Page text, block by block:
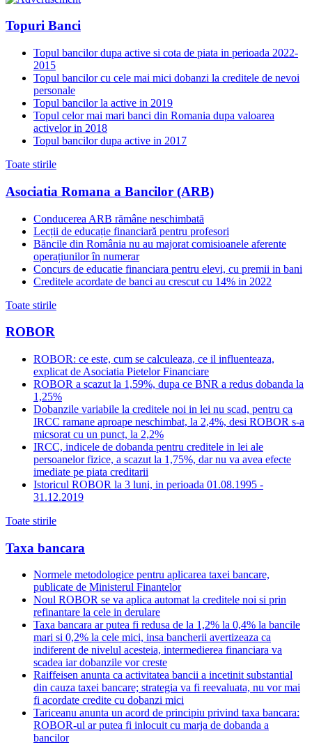
Topuri Banci
Topul bancilor dupa active si cota de piata in perioada 2022-
2015
Topul bancilor cu cele mai mici dobanzi la creditele de nevoi
personale
Topul bancilor la active in 2019
Topul celor mai mari banci din Romania dupa valoarea
activelor in 2018
Topul bancilor dupa active in 2017
Toate stirile
Asociatia Romana a Bancilor (ARB)
Conducerea ARB rămâne neschimbată
Lecții de educație financiară pentru profesori
Băncile din România nu au majorat comisioanele aferente
operațiunilor în numerar
Concurs de educatie financiara pentru elevi, cu premii in bani
Creditele acordate de banci au crescut cu 14% in 2022
Toate stirile
ROBOR
ROBOR: ce este, cum se calculeaza, ce il influenteaza,
explicat de Asociatia Pietelor Financiare
ROBOR a scazut la 1,59%, dupa ce BNR a redus dobanda la
1,25%
Dobanzile variabile la creditele noi in lei nu scad, pentru ca
IRCC ramane aproape neschimbat, la 2,4%, desi ROBOR s-a
micsorat cu un punct, la 2,2%
IRCC, indicele de dobanda pentru creditele in lei ale
persoanelor fizice, a scazut la 1,75%, dar nu va avea efecte
imediate pe piata creditarii
Istoricul ROBOR la 3 luni, in perioada 01.08.1995 -
31.12.2019
Toate stirile
Taxa bancara
Normele metodologice pentru aplicarea taxei bancare,
publicate de Ministerul Finantelor
Noul ROBOR se va aplica automat la creditele noi si prin
refinantare la cele in derulare
Taxa bancara ar putea fi redusa de la 1,2% la 0,4% la bancile
mari si 0,2% la cele mici, insa bancherii avertizeaza ca
indiferent de nivelul acesteia, intermedierea financiara va
scadea iar dobanzile vor creste
Raiffeisen anunta ca activitatea bancii a incetinit substantial
din cauza taxei bancare; strategia va fi reevaluata, nu vor mai
fi acordate credite cu dobanzi mici
Tariceanu anunta un acord de principiu privind taxa bancara:
ROBOR-ul ar putea fi inlocuit cu marja de dobanda a
bancilor